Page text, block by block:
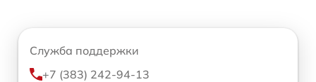
Служба поддержки
+7 (383) 242-94-13